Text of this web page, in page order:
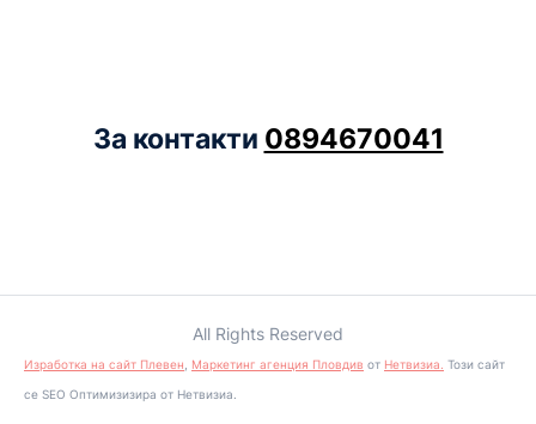
За контакти 0894670041
All Rights Reserved
Изработка на сайт Плевен Маркетинг агенция Пловдив от Нетвизиа. Този сайт
се SEO Оптимизизира от Нетвизиа.